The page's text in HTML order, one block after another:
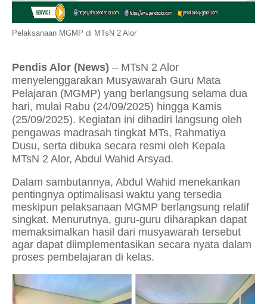
Pelaksanaan MGMP di MTsN 2 Alor
Pendis Alor (News) – MTsN 2 Alor
menyelenggarakan Musyawarah Guru Mata
Pelajaran (MGMP) yang berlangsung selama dua
hari, mulai Rabu (24/09/2025) hingga Kamis
(25/09/2025). Kegiatan ini dihadiri langsung oleh
pengawas madrasah tingkat MTs, Rahmatiya
Dusu, serta dibuka secara resmi oleh Kepala
MTsN 2 Alor, Abdul Wahid Arsyad.
Dalam sambutannya, Abdul Wahid menekankan
pentingnya optimalisasi waktu yang tersedia
meskipun pelaksanaan MGMP berlangsung relatif
singkat. Menurutnya, guru-guru diharapkan dapat
memaksimalkan hasil dari musyawarah tersebut
agar dapat diimplementasikan secara nyata dalam
proses pembelajaran di kelas.